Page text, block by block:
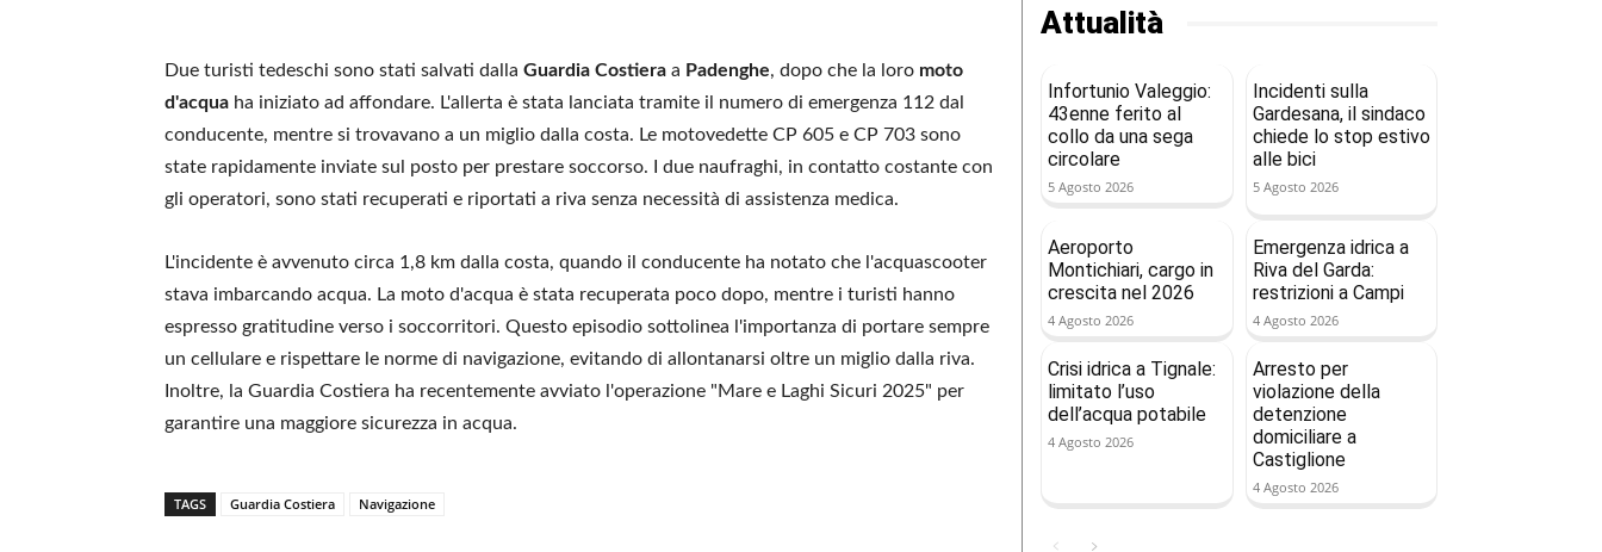
Due turisti tedeschi sono stati salvati dalla Guardia Costiera a Padenghe, dopo che la loro moto
d'acqua ha iniziato ad affondare. L'allerta è stata lanciata tramite il numero di emergenza 112 dal
conducente, mentre si trovavano a un miglio dalla costa. Le motovedette CP 605 e CP 703 sono
state rapidamente inviate sul posto per prestare soccorso. I due naufraghi, in contatto costante con
gli operatori, sono stati recuperati e riportati a riva senza necessità di assistenza medica.
L'incidente è avvenuto circa 1,8 km dalla costa, quando il conducente ha notato che l'acquascooter
stava imbarcando acqua. La moto d'acqua è stata recuperata poco dopo, mentre i turisti hanno
espresso gratitudine verso i soccorritori. Questo episodio sottolinea l'importanza di portare sempre
un cellulare e rispettare le norme di navigazione, evitando di allontanarsi oltre un miglio dalla riva.
Inoltre, la Guardia Costiera ha recentemente avviato l'operazione "Mare e Laghi Sicuri 2025" per
garantire una maggiore sicurezza in acqua.
TAGS Guardia Costiera Navigazione
Attualità
Infortunio Valeggio:
43enne ferito al
collo da una sega
circolare
5 Agosto 2026
Incidenti sulla
Gardesana, il sindaco
chiede lo stop estivo
alle bici
5 Agosto 2026
Aeroporto
Montichiari, cargo in
crescita nel 2026
4 Agosto 2026
Emergenza idrica a
Riva del Garda:
restrizioni a Campi
4 Agosto 2026
Crisi idrica a Tignale:
limitato l’uso
dell’acqua potabile
4 Agosto 2026
Arresto per
violazione della
detenzione
domiciliare a
Castiglione
4 Agosto 2026